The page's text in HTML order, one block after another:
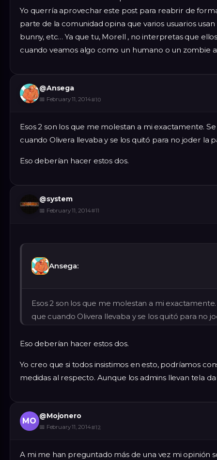
Yo querría aprovechar este post para reabrir de
parte de la comunidad opina que varios usuarios
bunny, etc… Ya que tu, Morell , no interpretas que
cuando veamos algo como un humano o un zombie
@Ansega
📅 February 11, 2014#10
Esos 2 son los que me molestan a mi exactamente.
cuando Olivera llevaba y se los quitó para no joder la
Eso deberían hacer estos dos.
@system
📅 February 11, 2014#11
Ansega:
Esos 2 son los que me molestan a mi
que cuando Olivera llevaba y se los quitó para no
Eso deberían hacer estos dos.
Yo creo que si todos insistimos en esto, podríamos
medidas al respecto. Aunque los admins llevan tela
MO
@Mojonero
📅 February 11, 2014#12
A mi me han preguntado más de una vez mi opinión